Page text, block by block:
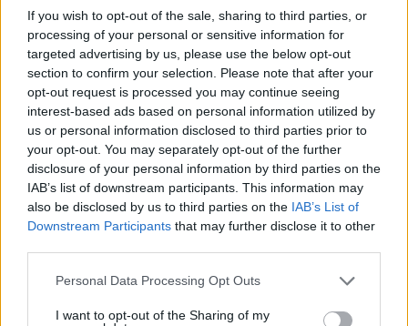
If you wish to opt-out of the sale, sharing to third parties, or
processing of your personal or sensitive information for
targeted advertising by us, please use the below opt-out
section to confirm your selection. Please note that after your
opt-out request is processed you may continue seeing
interest-based ads based on personal information utilized by
us or personal information disclosed to third parties prior to
your opt-out. You may separately opt-out of the further
disclosure of your personal information by third parties on the
IAB’s list of downstream participants. This information may
also be disclosed by us to third parties on the IAB’s List of
Downstream Participants that may further disclose it to other
Please note that this website/app uses one or more Google
not limited to your visit or usage behaviour. You may click to
Personal Data Processing Opt Outs
I want to opt-out of the Sharing of my